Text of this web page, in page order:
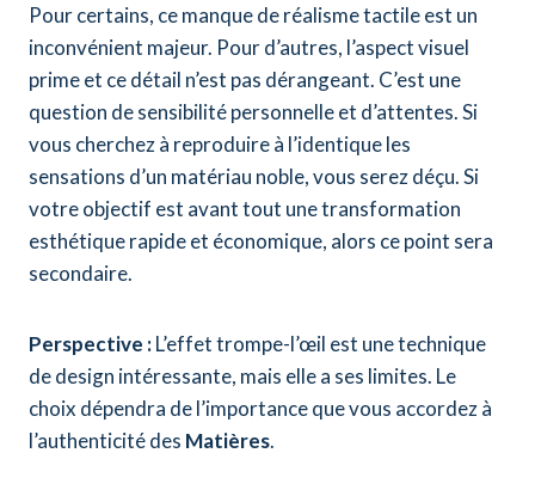
Pour certains, ce manque de réalisme tactile est un
inconvénient majeur. Pour d’autres, l’aspect visuel
prime et ce détail n’est pas dérangeant. C’est une
question de sensibilité personnelle et d’attentes. Si
vous cherchez à reproduire à l’identique les
sensations d’un matériau noble, vous serez déçu. Si
votre objectif est avant tout une transformation
esthétique rapide et économique, alors ce point sera
secondaire.
Perspective :L’effet trompe-l’œil est une technique
de design intéressante, mais elle a ses limites. Le
choix dépendra de l’importance que vous accordez à
l’authenticité des Matières.